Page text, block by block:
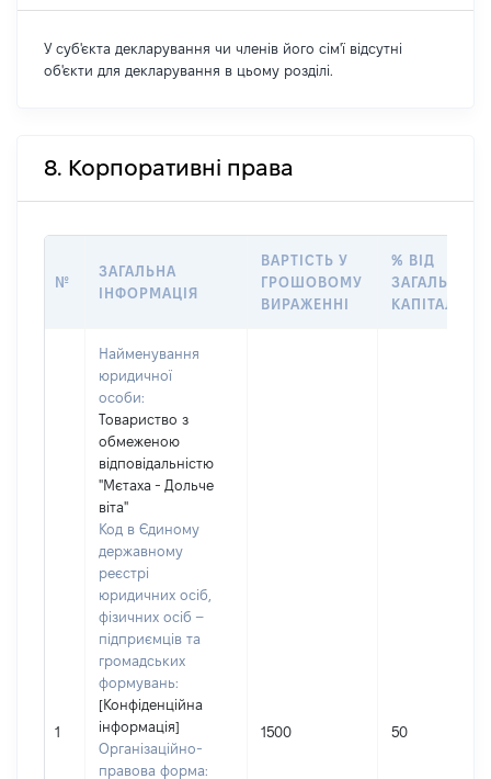
У суб'єкта декларування чи членів його сім'ї відсутні
об'єкти для декларування в цьому розділі.
8. Корпоративні права
№
ЗАГАЛЬНА
ІНФОРМАЦІЯ
ВАРТІСТЬ У
ГРОШОВОМУ
ВИРАЖЕННІ
% ВІД
ЗАГАЛЬНОГО
КАПІТАЛУ
1
Найменування
юридичної
особи:
Товариство з
обмеженою
відповідальністю
"Мєтаха - Дольче
віта"
Код в Єдиному
державному
реєстрі
юридичних осіб,
фізичних осіб –
підприємців та
громадських
формувань:
[Конфіденційна
інформація]
Організаційно-
правова форма:
1500 50